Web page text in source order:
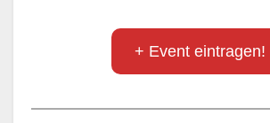
+ Event eintragen!